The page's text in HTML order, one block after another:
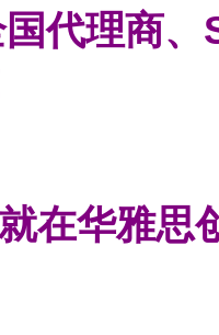
代理商
在华雅思